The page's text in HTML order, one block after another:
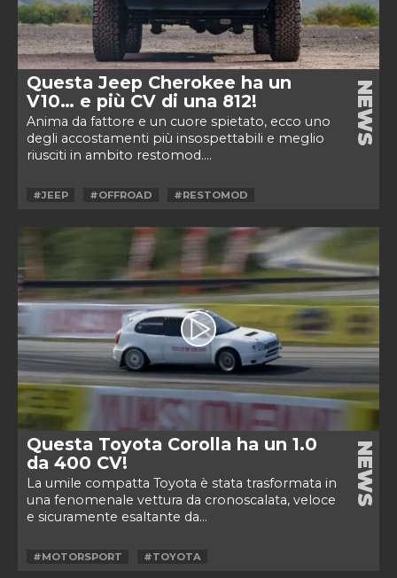
Questa Jeep Cherokee ha un
V10… e più CV di una 812!
Anima da fattore e un cuore spietato, ecco uno
degli accostamenti più insospettabili e meglio
riusciti in ambito restomod....
NEWS
#JEEP #OFFROAD #RESTOMOD
Questa Toyota Corolla ha un 1.0
da 400 CV!
La umile compatta Toyota è stata trasformata in
una fenomenale vettura da cronoscalata, veloce
e sicuramente esaltante da...
NEWS
#MOTORSPORT #TOYOTA